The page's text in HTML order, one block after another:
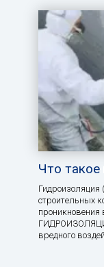
Что такое
Гидроизоляция
строительных
проникновения
вредного